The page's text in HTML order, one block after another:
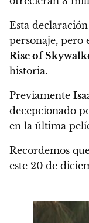
Esta
personaje, pero
Rise of
historia.
Previamente
decepcionado
en la última
Recordemos
este 20 de